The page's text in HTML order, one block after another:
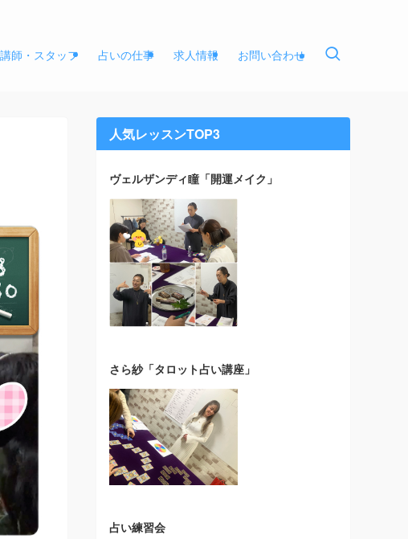
講師・スタッフ 占いの仕事 求人情報 お問い合わせ
人気レッスンTOP3
ヴェルザンディ瞳「開運メイク」
さら紗「タロット占い講座」
占い練習会